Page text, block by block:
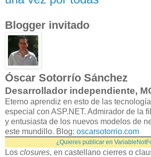
Blogger invitado
Óscar Sotorrío Sánchez
Desarrollador independiente,
Eterno aprendiz en esto de las
especial con ASP.NET. Admirador de la
y entusiasta de los nuevos modelos de
este mundillo. Blog: oscarsotorrio.com
¿Quieres publicar en
Los closures, en castellano cierres o